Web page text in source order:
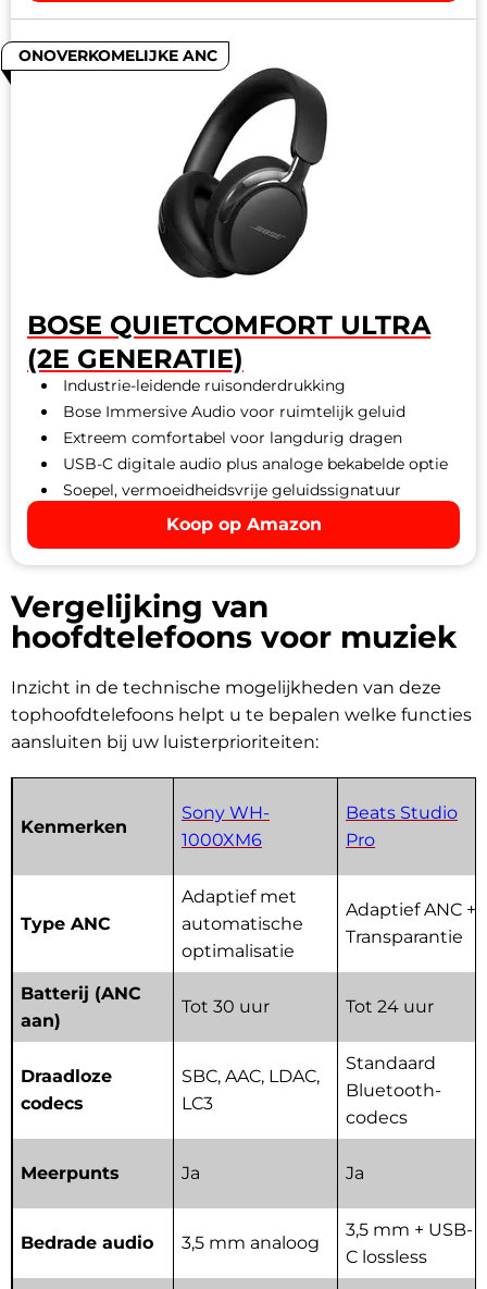
ONOVERKOMELIJKE ANC
BOSE QUIETCOMFORT ULTRA
(2E GENERATIE)
Industrie-leidende ruisonderdrukking
Bose Immersive Audio voor ruimtelijk geluid
Extreem comfortabel voor langdurig dragen
USB-C digitale audio plus analoge bekabelde optie
Soepel, vermoeidheidsvrije geluidssignatuur
Koop op Amazon
Vergelijking van
hoofdtelefoons voor muziek
Inzicht in de technische mogelijkheden van deze
tophoofdtelefoons helpt u te bepalen welke functies
aansluiten bij uw luisterprioriteiten:
Kenmerken
Sony WH-
1000XM6
Beats Studio
Pro
Type ANC
Adaptief met
automatische
optimalisatie
Adaptief ANC +
Transparantie
Batterij (ANC
aan)
Tot 30 uur Tot 24 uur
Draadloze
codecs
SBC, AAC, LDAC,
LC3
Standaard
Bluetooth-
codecs
Meerpunts Ja Ja
Bedrade audio 3,5 mm analoog
3,5 mm + USB-
C lossless